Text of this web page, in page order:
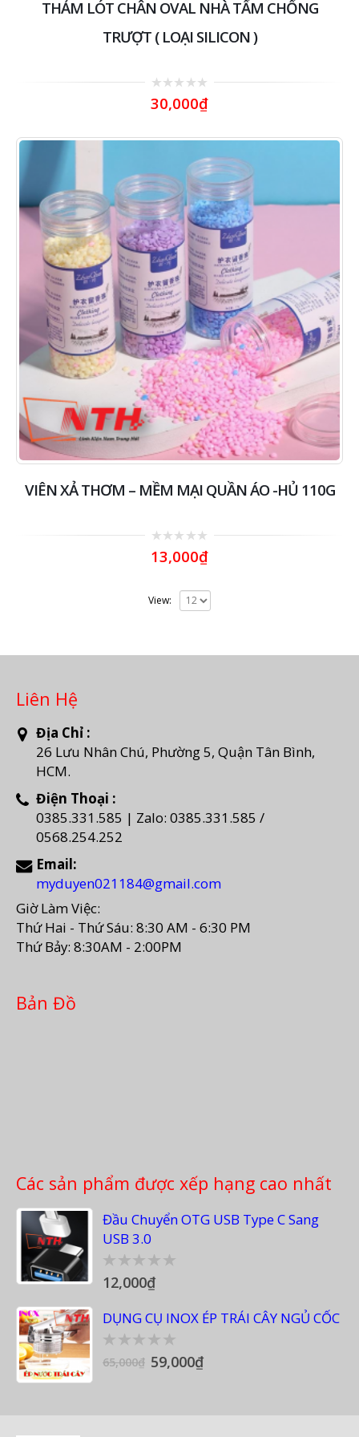
THẢM LÓT CHÂN OVAL NHÀ TẤM CHỐNG
TRƯỢT ( LOẠI SILICON )
0
out
30,000₫
VIÊN XẢ THƠM – MỀM MẠI QUẦN ÁO -HỦ 110G
0
out
13,000₫
View:
Liên Hệ
Địa Chỉ :
26 Lưu Nhân Chú, Phường 5, Quận Tân Bình,
HCM.
Điện Thoại :
0385.331.585 | Zalo: 0385.331.585 /
0568.254.252
Email:
myduyen021184@gmail.com
Giờ Làm Việc:
Thứ Hai - Thứ Sáu: 8:30 AM - 6:30 PM
Thứ Bảy: 8:30AM - 2:00PM
Bản Đồ
Các sản phẩm được xếp hạng cao nhất
Đầu Chuyển OTG USB Type C Sang
USB 3.0
0
out
5
12,000₫
DỤNG CỤ INOX ÉP TRÁI CÂY NGỦ CỐC
0
65,000₫ 59,000₫